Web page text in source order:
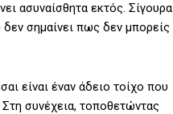
ασυναίσθητα εκτός. Σίγουρα
σημαίνει πως δεν μπορείς
είναι έναν άδειο τοίχο που
Στη συνέχεια, τοποθετώντας